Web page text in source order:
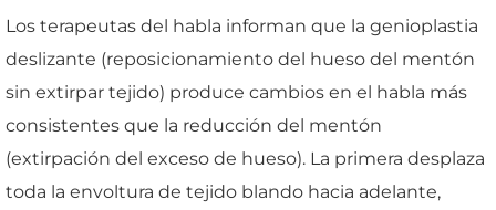
Los terapeutas del habla informan que la genioplastia
deslizante (reposicionamiento del hueso del mentón
sin extirpar tejido) produce cambios en el habla más
consistentes que la reducción del mentón
(extirpación del exceso de hueso). La primera desplaza
toda la envoltura de tejido blando hacia adelante,